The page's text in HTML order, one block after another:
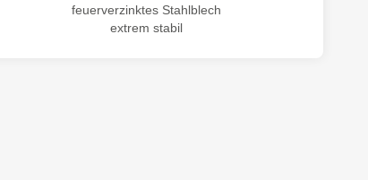
feuerverzinktes Stahlblech
extrem stabil